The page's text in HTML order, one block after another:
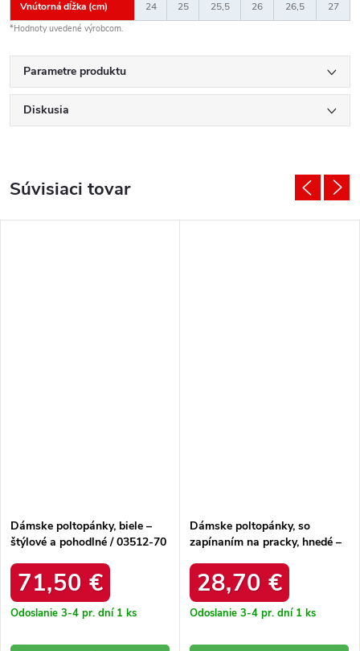
Vnútorná dĺžka (cm) 24 25 25,5 26 26,5 27
*Hodnoty uvedené výrobcom.
Parametre produktu
Diskusia
Súvisiaci tovar
Dámske poltopánky, biele –
štýlové a pohodlné / 03512-70
71,50 €
Odoslanie 3-4 pr. dní 1 ks
Dámske poltopánky, so
zapínaním na pracky, hnedé –
BROWN
28,70 €
Odoslanie 3-4 pr. dní 1 ks